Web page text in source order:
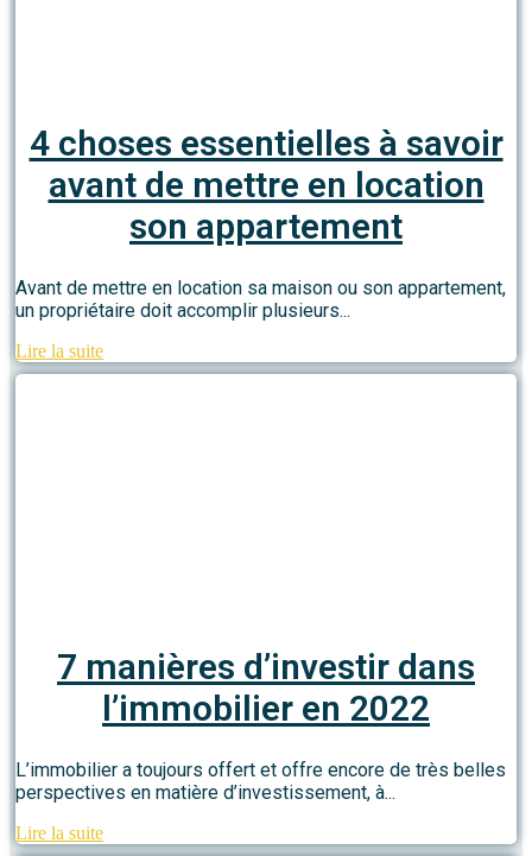
4 choses essentielles à savoir
avant de mettre en location
son appartement
Avant de mettre en location sa maison ou son appartement,
un propriétaire doit accomplir plusieurs...
Lire la suite
7 manières d’investir dans
l’immobilier en 2022
L’immobilier a toujours offert et offre encore de très belles
perspectives en matière d’investissement, à...
Lire la suite